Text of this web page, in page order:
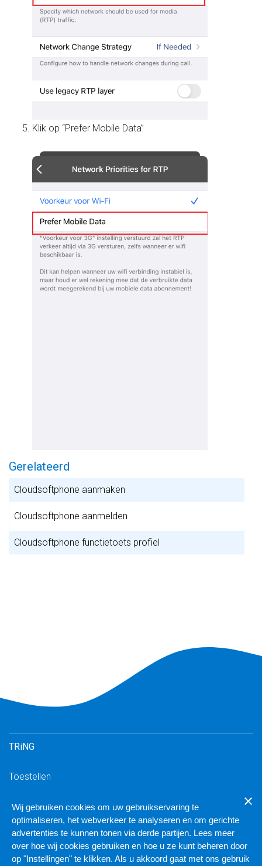
Klik op “Prefer Mobile Data”
Gerelateerd
Cloudsoftphone aanmaken
Cloudsoftphone aanmelden
Cloudsoftphone functietoets profiel
TRiNG
Toestellen
Downloads
TRiNG geschikte VoIP-toestellen
Inloggen cluster
Wij gebruiken cookies om uw gebruikservaring te
optimaliseren, het webverkeer te analyseren en om gerichte
advertenties te kunnen tonen via derde partijen. Lees meer
over hoe wij cookies gebruiken en hoe u ze kunt beheren door
op "Instellingen" te klikken. Als u akkoord gaat met ons gebruik